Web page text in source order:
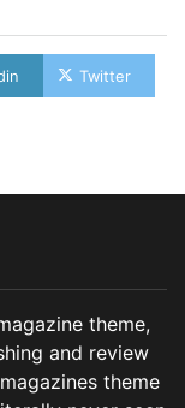
Twitter
theme,
and review
theme